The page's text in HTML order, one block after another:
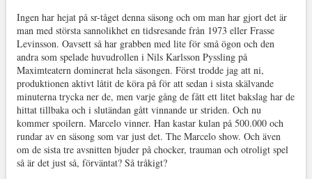
Ingen har hejat på sr-tåget denna säsong och om man har gjort det är
man med största sannolikhet en tidsresande från 1973 eller Frasse
Levinsson. Oavsett så har grabben med lite för små ögon och den
andra som spelade huvudrollen i Nils Karlsson Pyssling på
Maximteatern dominerat hela säsongen. Först trodde jag att ni,
produktionen aktivt låtit de köra på för att sedan i sista skälvande
minuterna trycka ner de, men varje gång de fått ett litet bakslag har de
hittat tillbaka och i slutändan gått vinnande ur striden. Och nu
kommer spoilern. Marcelo vinner. Han kastar kulan på 500.000 och
rundar av en säsong som var just det. The Marcelo show. Och även
om de sista tre avsnitten bjuder på chocker, trauman och otroligt spel
så är det just så, förväntat? Så tråkigt?